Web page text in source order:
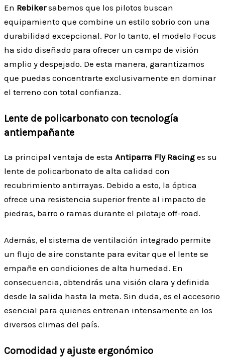
En Rebikersabemos que los pilotos buscan
equipamiento que combine un estilo sobrio con una
durabilidad excepcional. Por lo tanto, el modelo Focus
ha sido diseñado para ofrecer un campo de visión
amplio y despejado. De esta manera, garantizamos
que puedas concentrarte exclusivamente en dominar
el terreno con total confianza.
Lente de policarbonato con tecnología
antiempañante
La principal ventaja de esta Antiparra Fly Racing es su
lente de policarbonato de alta calidad con
recubrimiento antirrayas. Debido a esto, la óptica
ofrece una resistencia superior frente al impacto de
piedras, barro o ramas durante el pilotaje off-road.
Además, el sistema de ventilación integrado permite
un flujo de aire constante para evitar que el lente se
empañe en condiciones de alta humedad. En
consecuencia, obtendrás una visión clara y definida
desde la salida hasta la meta. Sin duda, es el accesorio
esencial para quienes entrenan intensamente en los
diversos climas del país.
Comodidad y ajuste ergonómico